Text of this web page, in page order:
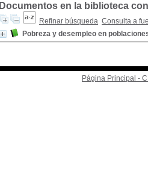
Documentos en la biblioteca
Refinar búsqueda Consulta a
Pobreza y desempleo en
Página Principal -